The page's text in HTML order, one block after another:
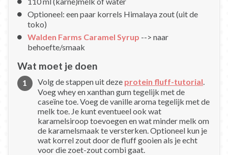
Optioneel: een paar korrels Himalaya zout (uit de
toko)
Walden Farms Caramel Syrup --> naar
behoefte/smaak
Wat moet je doen
Volg de stappen uit deze protein fluff-tutorial
Voeg whey en xanthan gum tegelijk met de
caseïne toe. Voeg de vanille aroma tegelijk met de
melk toe. Je kunt eventueel ook wat
karamelsiroop toevoegen en wat minder melk om
de karamelsmaak te versterken. Optioneel kun je
wat korrel zout door de fluff gooien als je echt
voor die zoet-zout combi gaat.